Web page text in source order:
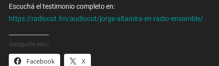
Escuchá el testimonio completo en:
https://radiocut.fm/audiocut/jorge-altamira-en-radio-ensamble/
Comparte esto:
Facebook X